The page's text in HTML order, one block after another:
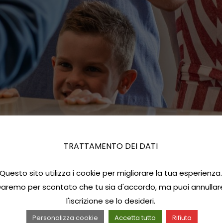
TRATTAMENTO DEI DATI
Questo sito utilizza i cookie per migliorare la tua esperienza.
per scontato che tu sia d'accordo, ma puoi
l'iscrizione se lo desideri.
Personalizza cookie Accetta tutto Rifiuta